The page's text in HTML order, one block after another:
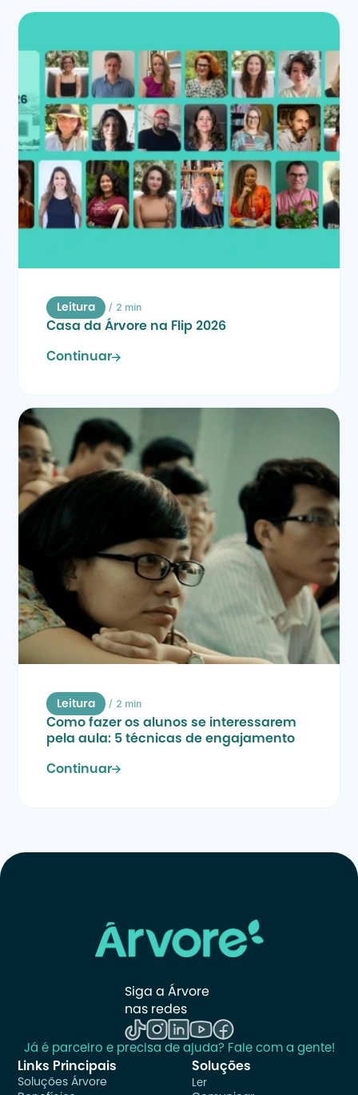
Leitura / 2 min
Casa da Árvore na Flip 2026
Continuar
Leitura / 2 min
Como fazer os alunos se interessarem
pela aula: 5 técnicas de engajamento
Continuar
Siga a Árvore
nas redes
Já é parceiro e precisa de ajuda? Fale com a gente!
Links Principais
Soluções Árvore
Soluções
Ler